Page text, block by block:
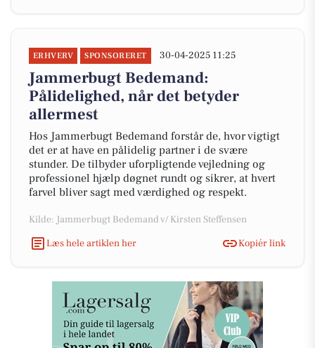
ERHVERV SPONSORERET 30-04-2025 11:25
Jammerbugt Bedemand:
Pålidelighed, når det betyder
allermest
Hos Jammerbugt Bedemand forstår de, hvor vigtigt
det er at have en pålidelig partner i de svære
stunder. De tilbyder uforpligtende vejledning og
professionel hjælp døgnet rundt og sikrer, at hvert
farvel bliver sagt med værdighed og respekt.
Kilde: Jammerbugt Bedemand v/ Kirsten Steffensen
Læs hele artiklen her
Kopiér link